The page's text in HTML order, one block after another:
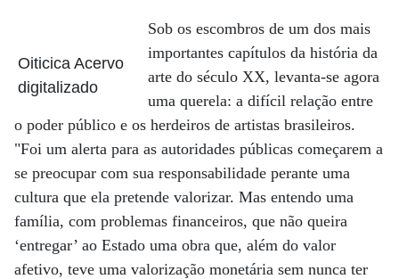
Oiticica Acervo
digitalizado
Sob os escombros de um dos mais
importantes capítulos da história da
arte do século XX, levanta-se agora
uma querela: a difícil relação entre
o poder público e os herdeiros de artistas brasileiros.
"Foi um alerta para as autoridades públicas começarem a
se preocupar com sua responsabilidade perante uma
cultura que ela pretende valorizar. Mas entendo uma
família, com problemas financeiros, que não queira
‘entregar’ ao Estado uma obra que, além do valor
afetivo, teve uma valorização monetária sem nunca ter